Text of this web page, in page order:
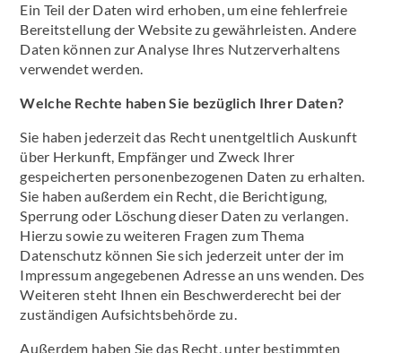
Ein Teil der Daten wird erhoben, um eine fehlerfreie
Bereitstellung der Website zu gewährleisten. Andere
Daten können zur Analyse Ihres Nutzerverhaltens
verwendet werden.
Welche Rechte haben Sie bezüglich Ihrer Daten?
Sie haben jederzeit das Recht unentgeltlich Auskunft
über Herkunft, Empfänger und Zweck Ihrer
gespeicherten personenbezogenen Daten zu erhalten.
Sie haben außerdem ein Recht, die Berichtigung,
Sperrung oder Löschung dieser Daten zu verlangen.
Hierzu sowie zu weiteren Fragen zum Thema
Datenschutz können Sie sich jederzeit unter der im
Impressum angegebenen Adresse an uns wenden. Des
Weiteren steht Ihnen ein Beschwerderecht bei der
zuständigen Aufsichtsbehörde zu.
Außerdem haben Sie das Recht, unter bestimmten